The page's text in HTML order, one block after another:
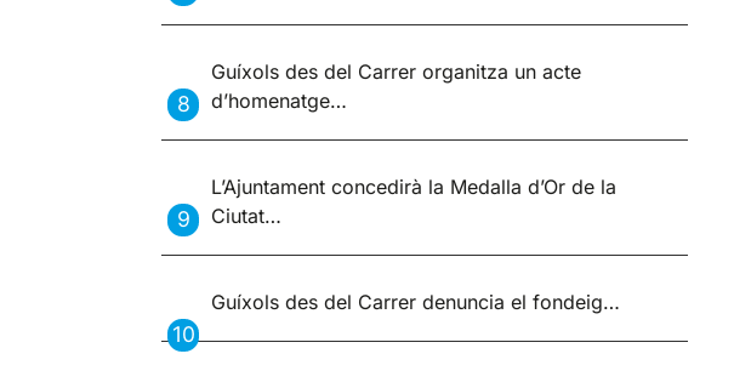
Guíxols des del Carrer organitza un acte
d’homenatge…
L’Ajuntament concedirà la Medalla d’Or de la
Ciutat…
Guíxols des del Carrer denuncia el fondeig…